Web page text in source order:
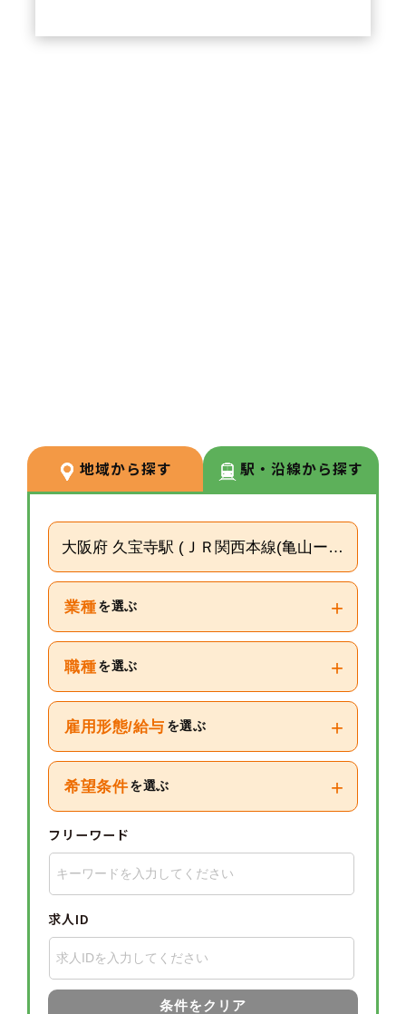
ーターや研修など＋αの業務チャ
レンジの可能性もございます。
地域から探す 駅・沿線から探す
大阪府 久宝寺駅 (ＪＲ関西本線(亀山ー難波))
業種 を選ぶ +
職種 を選ぶ +
雇用形態/給与 を選ぶ +
希望条件 を選ぶ +
フリーワード
求人ID
条件をクリア